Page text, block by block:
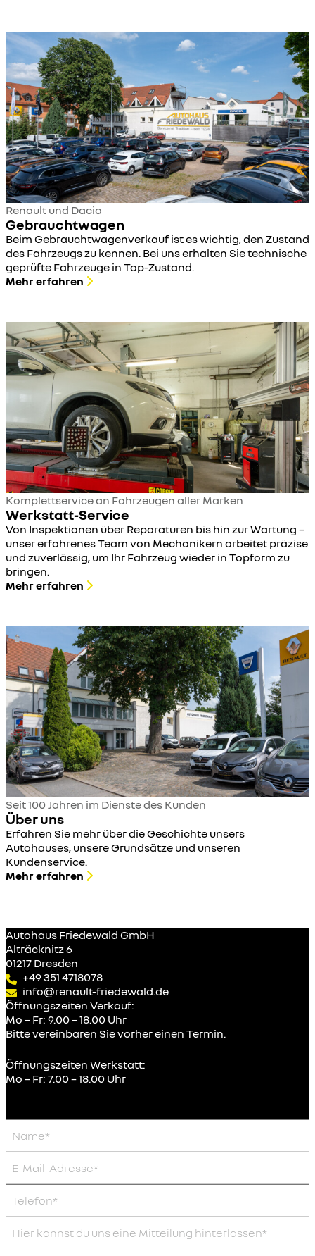
Renault und Dacia
Gebrauchtwagen
Beim Gebrauchtwagenverkauf ist es wichtig, den Zustand
des Fahrzeugs zu kennen. Bei uns erhalten Sie technische
geprüfte Fahrzeuge in Top-Zustand.
Mehr erfahren
Komplettservice an Fahrzeugen aller Marken
Werkstatt-Service
Von Inspektionen über Reparaturen bis hin zur Wartung –
unser erfahrenes Team von Mechanikern arbeitet präzise
und zuverlässig, um Ihr Fahrzeug wieder in Topform zu
bringen.
Mehr erfahren
Seit 100 Jahren im Dienste des Kunden
Über uns
Erfahren Sie mehr über die Geschichte unsers
Autohauses, unsere Grundsätze und unseren
Kundenservice.
Mehr erfahren
Autohaus Friedewald GmbH
Alträcknitz 6
01217 Dresden
+49 351 4718078
info@renault-friedewald.de
Öffnungszeiten Verkauf:
Mo – Fr: 9.00 – 18.00 Uhr
Bitte vereinbaren Sie vorher einen Termin.
Öffnungszeiten Werkstatt:
Mo – Fr: 7.00 – 18.00 Uhr